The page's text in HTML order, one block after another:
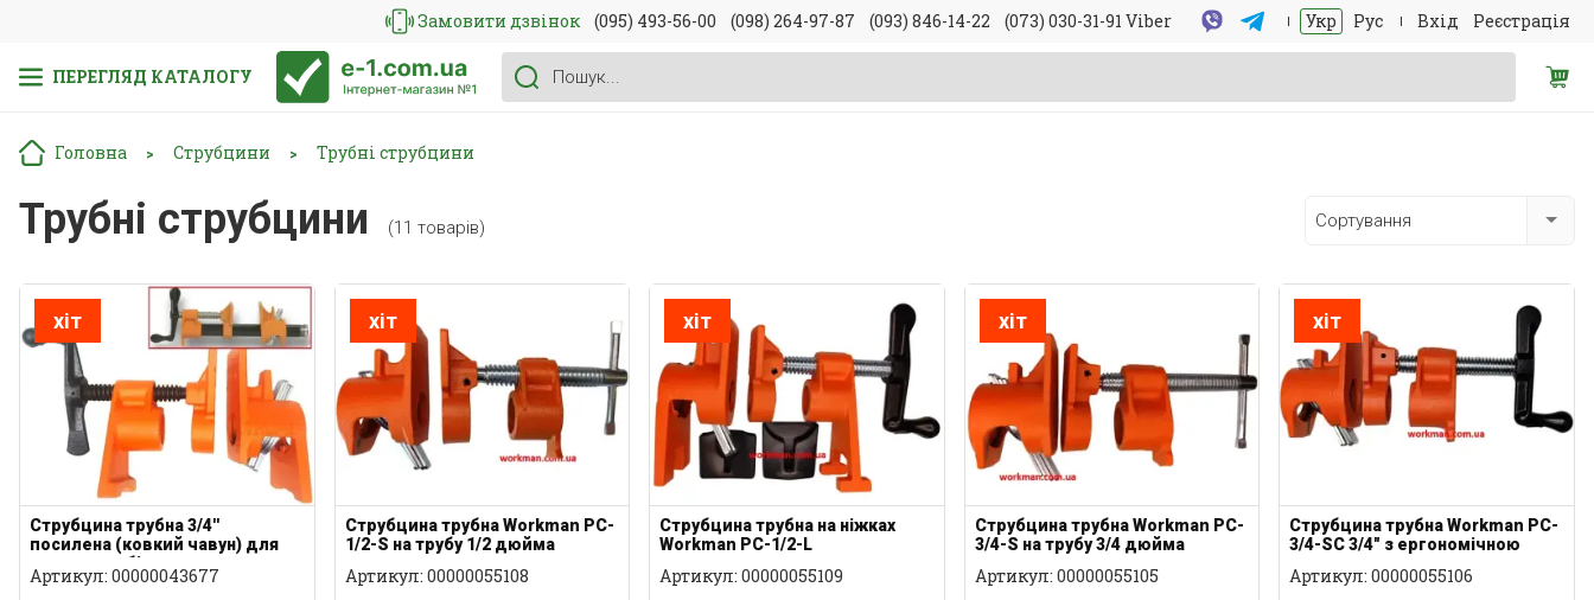
Замовити дзвінок (095) 493-56-00 (098) 264-97-87 (093) 846-14-22 (073) 030-31-91 Viber Укр Рус Вхід Реєстрація
ПЕРЕГЛЯД КАТАЛОГУ
Головна > Струбцини > Трубні струбцини
Трубні струбцини (11 товарів) Сортування
хіт
Струбцина трубна 3/4''
посилена (ковкий чавун) для
силових робіт
Артикул: 00000043677
хіт
Струбцина трубна Workman PC-
1/2-S на трубу 1/2 дюйма
Артикул: 00000055108
хіт
Струбцина трубна на ніжках
Workman PC-1/2-L
Артикул: 00000055109
хіт
Струбцина трубна Workman PC-
3/4-S на трубу 3/4 дюйма
Артикул: 00000055105
хіт
Струбцина трубна Workman PC-
3/4-SC 3/4" з ергономічною
Артикул: 00000055106